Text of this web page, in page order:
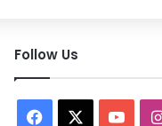
Follow Us
Facebook You